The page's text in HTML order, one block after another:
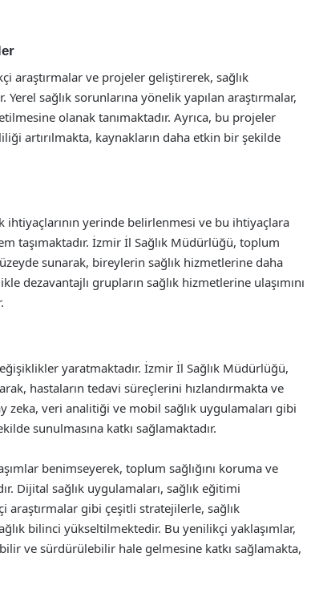
araştırmalar ve projeler geliştirerek, sağlık
sağlık sorunlarına yönelik yapılan araştırmalar,
olanak tanımaktadır. Ayrıca, bu projeler
artırılmakta, kaynakların daha etkin bir şekilde
yerinde belirlenmesi ve bu ihtiyaçlara
taşımaktadır. İzmir İl Sağlık Müdürlüğü, toplum
sunarak, bireylerin sağlık hizmetlerine daha
dezavantajlı grupların sağlık hizmetlerine ulaşımını
yaratmaktadır. İzmir İl Sağlık Müdürlüğü,
hastaların tedavi süreçlerini hızlandırmakta ve
zeka, veri analitiği ve mobil sağlık uygulamaları gibi
sunulmasına katkı sağlamaktadır.
benimseyerek, toplum sağlığını koruma ve
Dijital sağlık uygulamaları, sağlık eğitimi
araştırmalar gibi çeşitli stratejilerle, sağlık
bilinci yükseltilmektedir. Bu yenilikçi yaklaşımlar,
ve sürdürülebilir hale gelmesine katkı sağlamakta,